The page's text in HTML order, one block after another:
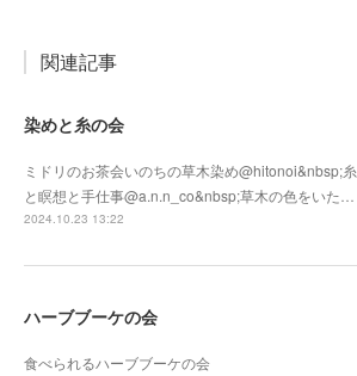
関連記事
染めと糸の会
ミドリのお茶会いのちの草木染め@hitonoi&nbsp;糸
と瞑想と手仕事@a.n.n_co&nbsp;草木の色をいた…
2024.10.23 13:22
ハーブブーケの会
食べられるハーブブーケの会